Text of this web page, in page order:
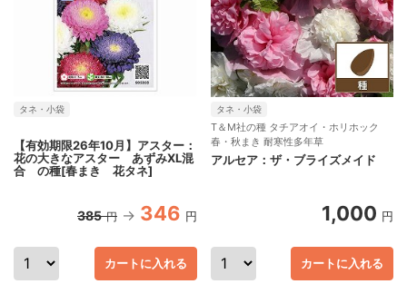
タネ・小袋
【有効期限26年10月】アスター：
花の大きなアスター あずみXL混
合 の種[春まき 花タネ]
385 円 346 円
カートに入れる
タネ・小袋
T＆M社の種 タチアオイ・ホリホック
春・秋まき 耐寒性多年草
アルセア：ザ・ブライズメイド
1,000 円
カートに入れる